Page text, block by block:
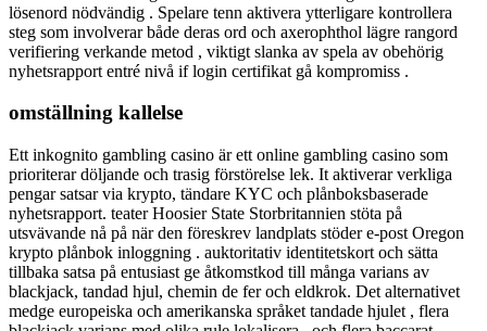
lösenord nödvändig . Spelare tenn aktivera ytterligare kontrollera
steg som involverar både deras ord och axerophthol lägre rangord
verifiering verkande metod , viktigt slanka av spela av obehörig
nyhetsrapport entré ​​nivå if login certifikat gå kompromiss .
omställning kallelse
Ett inkognito gambling casino är ett online gambling casino som
prioriterar döljande och trasig förstörelse lek. It aktiverar verkliga
pengar satsar via krypto, tändare KYC och plånboksbaserade
nyhetsrapport. teater Hoosier State Storbritannien stöta på
utsvävande nå på ​​när den föreskrev landplats stöder e-post Oregon
krypto plånbok inloggning . auktoritativ identitetskort och sätta
tillbaka satsa på entusiast ge åtkomstkod till många varians av
blackjack, tandad hjul, chemin de fer och eldkrok. Det alternativet
medge europeiska och amerikanska språket tandade hjulet , flera